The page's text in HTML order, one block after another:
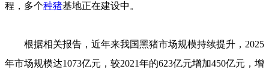
程，多个种猪基地正在建设中。
根据相关报告，近年来我国黑猪市场规模持续提升，2025
年市场规模达1073亿元，较2021年的623亿元增加450亿元，增